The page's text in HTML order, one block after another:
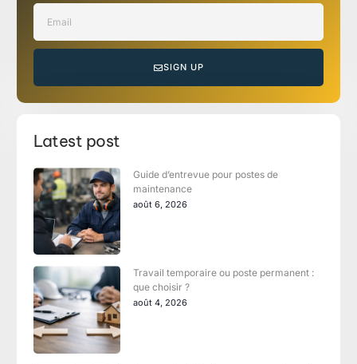
SIGN UP
Latest post
Guide d’entrevue pour postes de
maintenance
août 6, 2026
Travail temporaire ou poste permanent :
que choisir ?
août 4, 2026